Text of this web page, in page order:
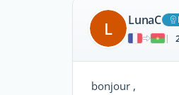
L LunaC
|
bonjour ,